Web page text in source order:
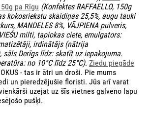
pa Rīgu (Konfektes RAFFAELLO, 150g
kokosriekstu skaidiņas 25,5%, augu tauki
MANDELES 8%, VĀJPIENA pulveris,
milti, tapiokas ciete, emulgators:
irdinātājs (nātrija
sāls Derīgs līdz: skatīt uz iepakojuma.
no 10°C līdz 25°C). Ziedu piegāde
- tas ir ātri un droši. Pie mums
un pieredzējušie floristi. Jūs arī varat
uzejat uz šīs vietnes galveno lapu
pušķi.